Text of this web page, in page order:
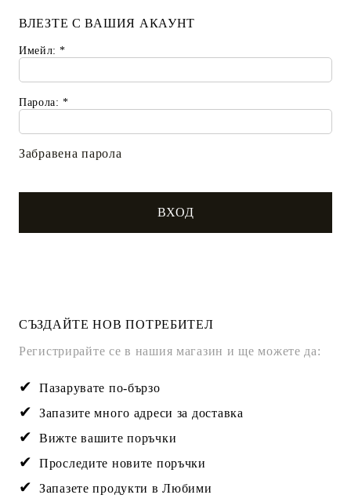
СЪЗДАЙТЕ НОВ ПОТРЕБИТЕЛ
Регистрирайте се в нашия магазин и ще можете да:
Пазарувате по-бързо
Запазите много адреси за доставка
Вижте вашите поръчки
Проследите новите поръчки
Запазете продукти в Любими
ВЛЕЗТЕ С ВАШИЯ АКАУНТ
Имейл:*
Парола:*
Забравена парола